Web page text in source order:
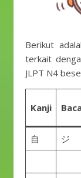
Berikut
terkait
JLPT N4
Kanji
自 ジ